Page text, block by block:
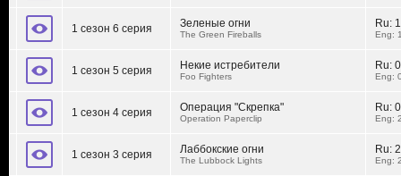
1 сезон 6 серия Зеленые огни
The Green Fireballs
Ru:
Eng:
1 сезон 5 серия Некие истребители
Foo Fighters
Ru:
Eng:
1 сезон 4 серия Операция "Скрепка"
Operation Paperclip
Ru:
Eng:
1 сезон 3 серия Лаббокские огни
The Lubbock Lights
Ru:
Eng: